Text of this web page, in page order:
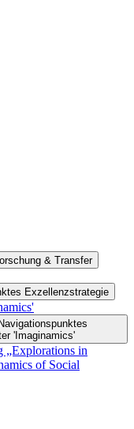
& Transfer
Exzellenzstrategie
'Imaginamics'
„Explorations in
of Social